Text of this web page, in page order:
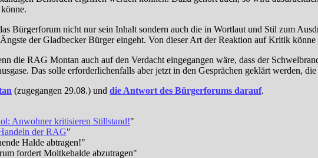
Bürgerforum nicht nur sein Inhalt sondern auch die in Wortlaut und Stil zum
der Gladbecker Bürger eingeht. Von dieser Art der Reaktion auf Kritik könne
die RAG Montan auch auf den Verdacht eingegangen wäre, dass der
Das solle erforderlichenfalls aber jetzt in den Gesprächen geklärt werden,
(zugegangen 29.08.) und die Antwort des Bürgerforums darauf.
Anwohner kritisieren Stillstand!"
der RAG"
Halde abtragen!"
fordert Moltkehalde abzutragen"